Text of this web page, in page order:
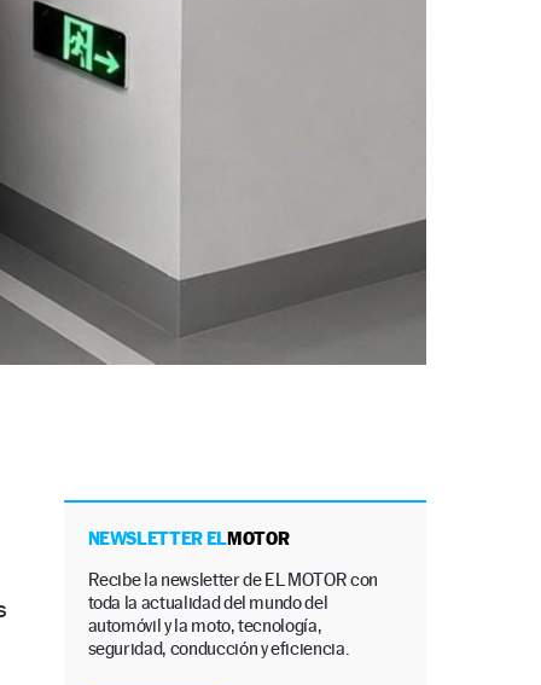
NEWSLETTER ELMOTOR
Recibe la newsletter de EL MOTOR con
toda la actualidad del mundo del
automóvil y la moto, tecnología,
seguridad, conducción y eficiencia.